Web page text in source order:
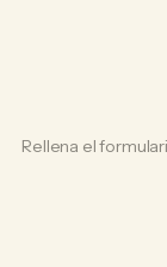
Rellena el